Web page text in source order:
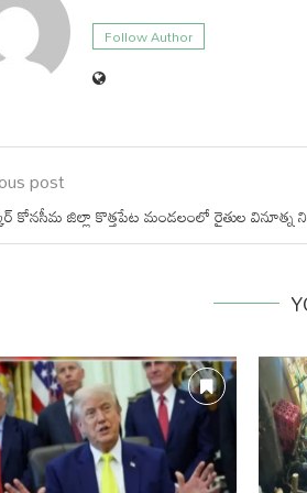
Follow Author
post
కోనసీమ జిల్లా కొత్తపేట మండలంలో రైతుల వినూత్న